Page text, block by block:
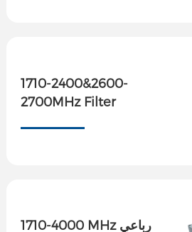
1710-2400&2600-
2700MHz Filter
1710-4000 MHz رباعي